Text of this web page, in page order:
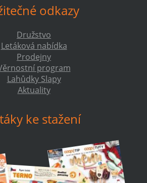
odkazy
Družstvo
Letáková nabídka
Prodejny
program
Lahůdky Slapy
Aktuality
ke stažení